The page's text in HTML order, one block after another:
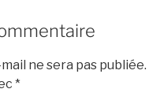
ne sera pas publiée.
*